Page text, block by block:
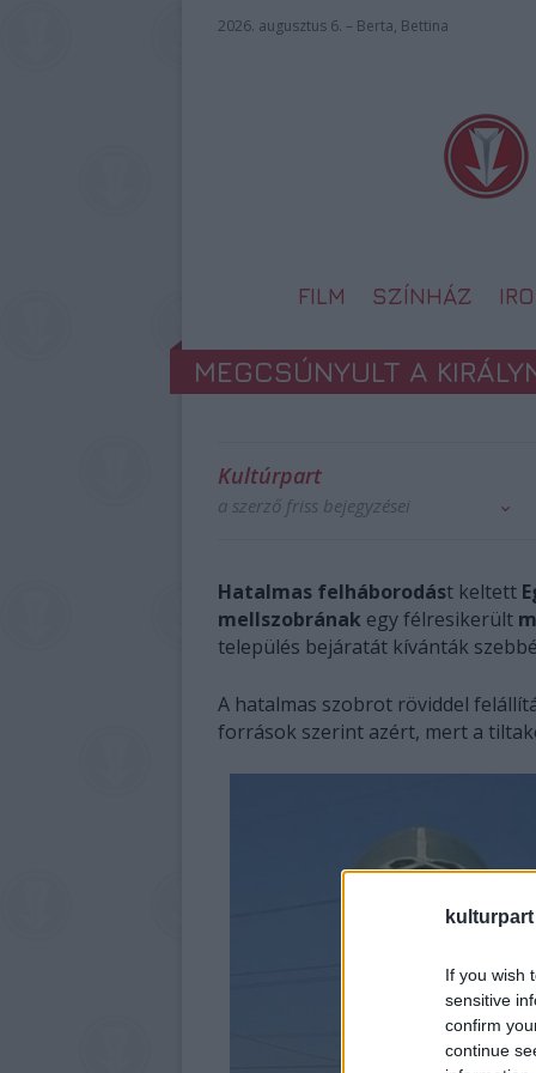
kulturpart
If you wish
sensitive
confirm
continue
2026. augusztus 6. – Berta, Bettina
FILM SZÍNHÁZ
MEGCSÚNYULT A
Kultúrpart
a szerző friss bejegyzései
Hatalmas felháborodást keltett
mellszobrának egy félresikerült
település bejáratát kívánták
A hatalmas szobrot röviddel
források szerint azért, mert a